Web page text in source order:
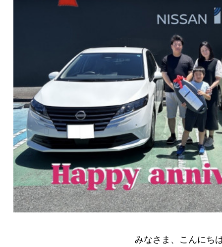
みなさま、こんにち